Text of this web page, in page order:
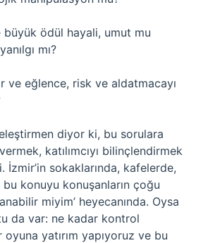
büyük ödül hayali, umut mu
mı?
ve eğlence, risk ve aldatmacayı
diyor ki, bu sorulara
katılımcıyı bilinçlendirmek
İzmir’in sokaklarında, kafelerde,
konuyu konuşanların çoğu
miyim’ heyecanında. Oysa
da var: ne kadar kontrol
yatırım yapıyoruz ve bu